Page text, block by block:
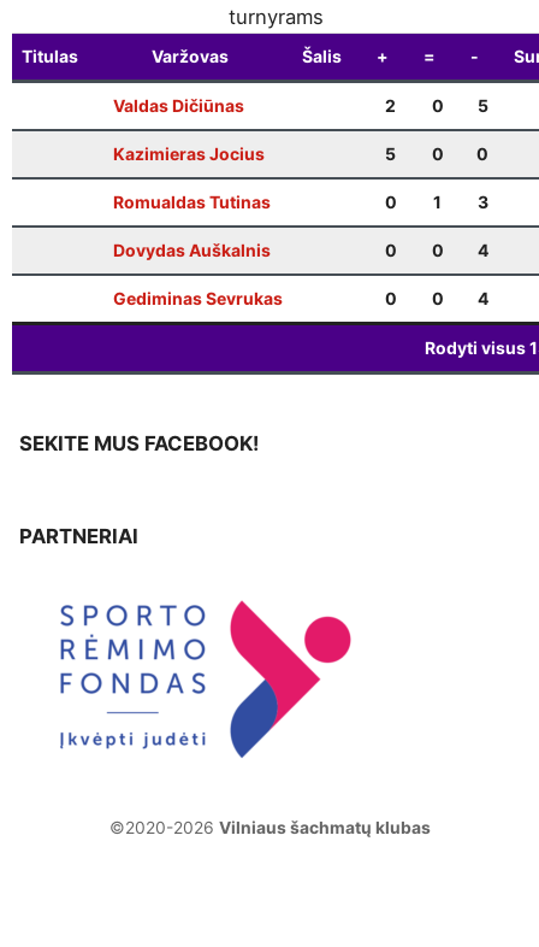
turnyrams
Titulas Varžovas Šalis + = -
Valdas Dičiūnas 2 0 5
Kazimieras Jocius 5 0 0
Romualdas Tutinas 0 1 3
Dovydas Auškalnis 0 0 4
Gediminas Sevrukas 0 0 4
Rodyti visus
SEKITE MUS FACEBOOK!
PARTNERIAI
©2020-2026 Vilniaus šachmatų klubas